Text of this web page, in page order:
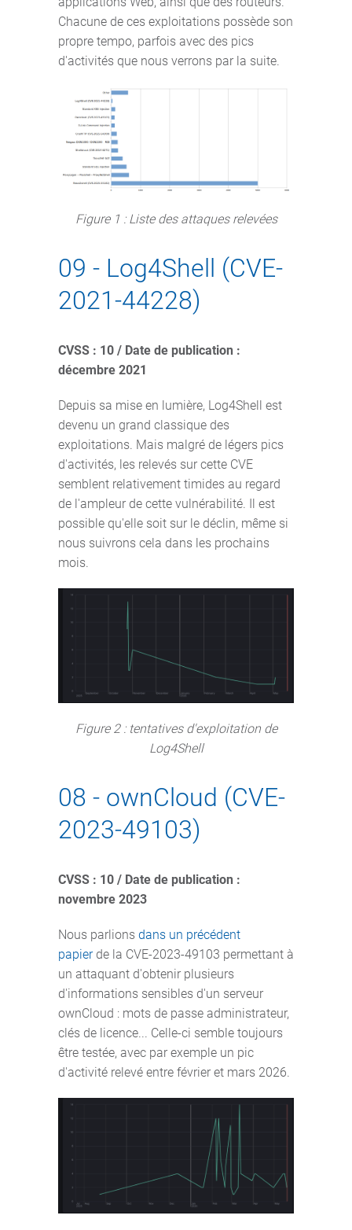
Chacune de ces exploitations possède son
propre tempo, parfois avec des pics
d'activités que nous verrons par la suite.
Figure 1 : Liste des attaques relevées
09 - Log4Shell (CVE-
2021-44228)
CVSS : 10 / Date de publication :
décembre 2021
Depuis sa mise en lumière, Log4Shell est
devenu un grand classique des
exploitations. Mais malgré de légers pics
d'activités, les relevés sur cette CVE
semblent relativement timides au regard
de l'ampleur de cette vulnérabilité. Il est
possible qu'elle soit sur le déclin, même si
nous suivrons cela dans les prochains
mois.
Figure 2 : tentatives d'exploitation de
Log4Shell
08 - ownCloud (CVE-
2023-49103)
CVSS : 10 / Date de publication :
novembre 2023
Nous parlions dans un précédent
papierde la CVE-2023-49103 permettant à
un attaquant d'obtenir plusieurs
d'informations sensibles d'un serveur
ownCloud : mots de passe administrateur,
clés de licence... Celle-ci semble toujours
être testée, avec par exemple un pic
d'activité relevé entre février et mars 2026.